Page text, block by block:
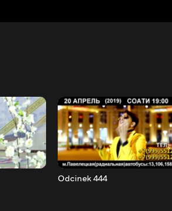
Odcinek 444